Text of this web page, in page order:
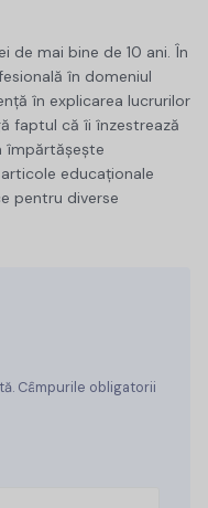
de mai bine de 10 ani. În
în domeniul
în explicarea lucrurilor
faptul că îi înzestrează
împărtășește
educaționale
pentru diverse
Câmpurile obligatorii